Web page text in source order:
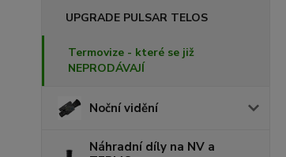
UPGRADE PULSAR TELOS
Termovize - které se již
NEPRODÁVAJÍ
Noční vidění
Náhradní díly na NV a